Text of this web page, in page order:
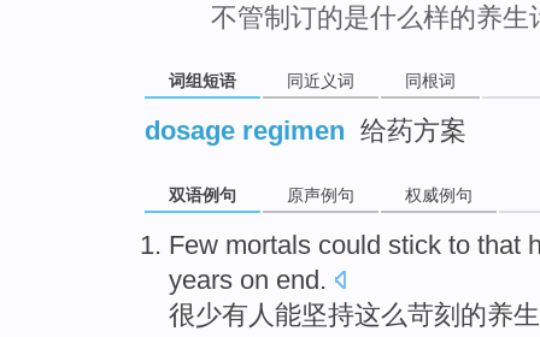
不管制订的是什么样的养
词组短语 同近义词 同根词
dosage regimen 给药方案
双语例句 原声例句 权威例句
Few mortals could stick to that
years on end.
很少有人能坚持这么苛刻的养